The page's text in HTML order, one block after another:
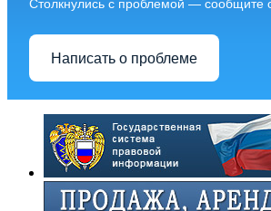
Столкнулись с проблемой — сообщите
Написать о проблеме